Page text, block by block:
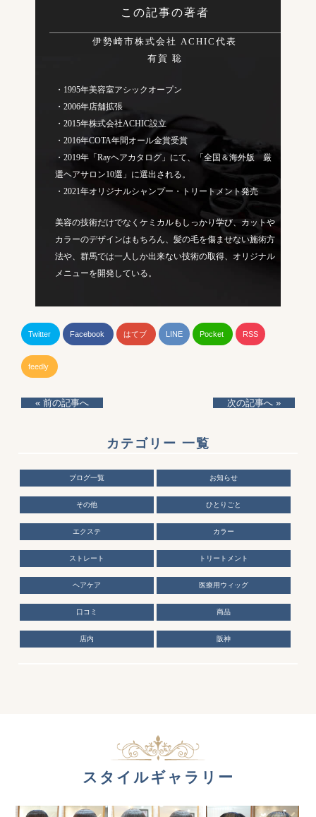
この記事の著者
伊勢崎市株式会社 ACHIC代表
有賀 聡
・1995年美容室アシックオープン
・2006年店舗拡張
・2015年株式会社ACHIC設立
・2016年COTA年間オール金賞受賞
・2019年「Rayヘアカタログ」にて、「全国＆海外版 厳
選ヘアサロン10選」に選出される。
・2021年オリジナルシャンプー・トリートメント発売
美容の技術だけでなくケミカルもしっかり学び、カットや
カラーのデザインはもちろん、髪の毛を傷ませない施術方
法や、群馬では一人しか出来ない技術の取得、オリジナル
メニューを開発している。
Twitter Facebook はてブ LINE Pocket RSS
feedly
« 前の記事へ 次の記事へ »
カテゴリー 一覧
ブログ一覧 お知らせ
その他 ひとりごと
エクステ カラー
ストレート トリートメント
ヘアケア 医療用ウィッグ
口コミ 商品
店内 阪神
スタイルギャラリー